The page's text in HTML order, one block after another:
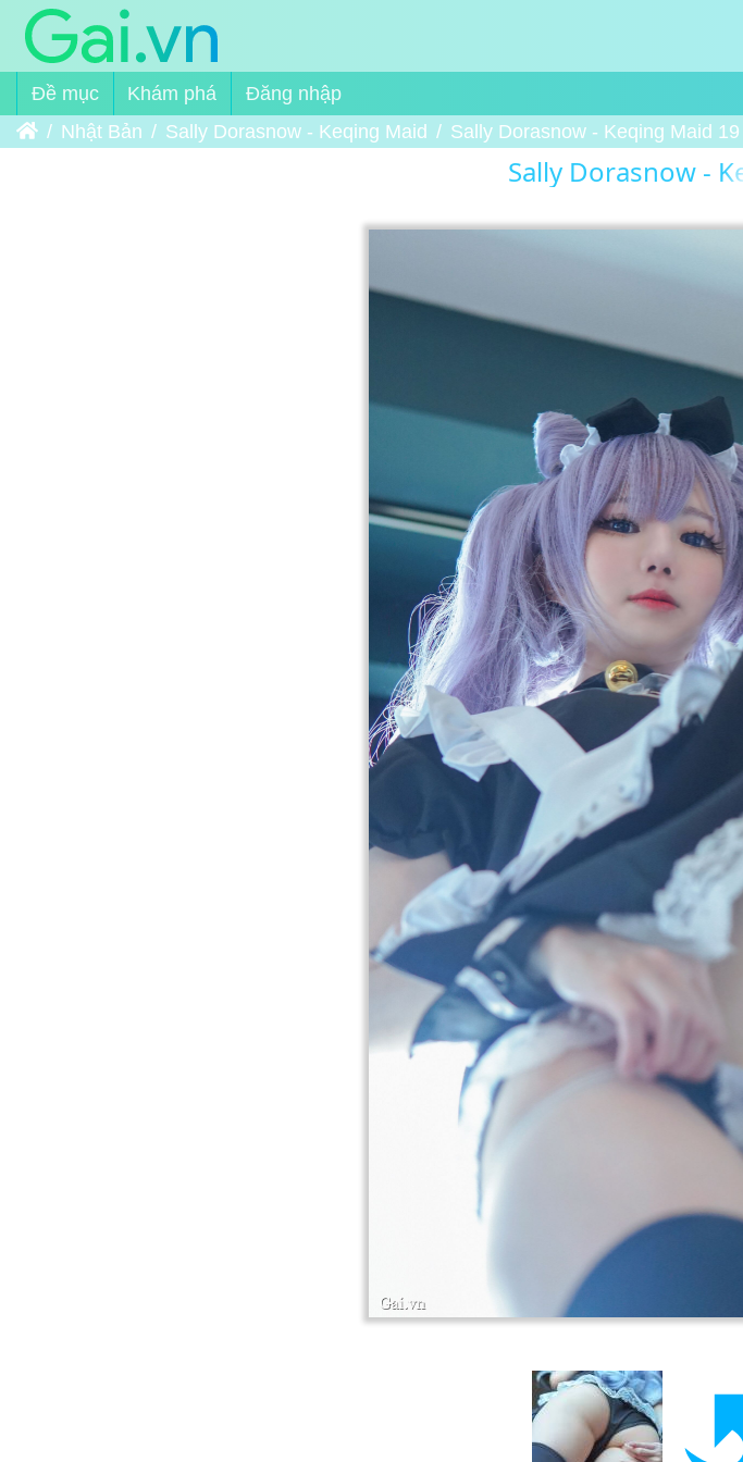
Đề mục Khám phá
Đăng nhập
Trang chủNhật Bản Sally Dorasnow - Keqing Maid Sally Dorasnow - Keqing Maid 19
Sally Dorasnow -